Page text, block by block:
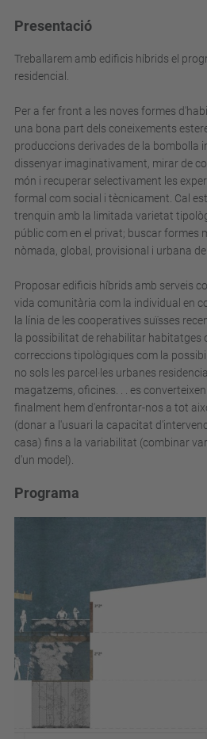
Presentació
Treballarem amb edificis híbrids el
residencial.
Per a fer front a les noves formes
una bona part dels coneixements
produccions derivades de la bombolla
dissenyar imaginativament, mirar de
món i recuperar selectivament les
formal com social i tècnicament. Cal
trenquin amb la limitada varietat
públic com en el privat; buscar formes
nòmada, global, provisional i urbana de
Proposar edificis híbrids amb serveis
vida comunitària com la individual en
la línia de les cooperatives suïsses
la possibilitat de rehabilitar habitatges
correccions tipològiques com la
no sols les parcel·les urbanes
magatzems, oficines. . . es
finalment hem d'enfrontar-nos a tot
(donar a l'usuari la capacitat
casa) fins a la variabilitat (combinar
d'un model).
Programa